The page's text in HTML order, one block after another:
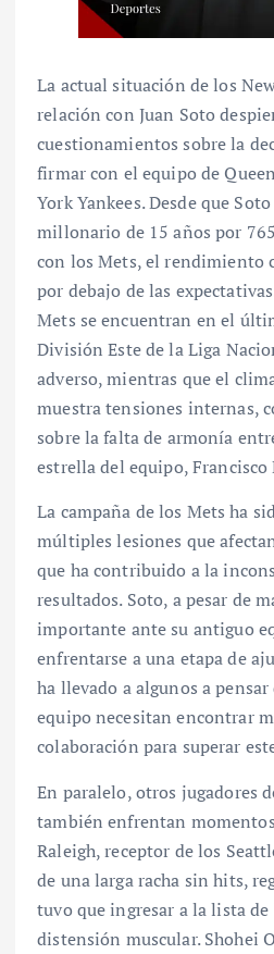
La actual situación de los
relación con Juan Soto
cuestionamientos sobre la
firmar con el equipo de
York Yankees. Desde que
millonario de 15 años por
con los Mets, el rendimiento
por debajo de las
Mets se encuentran en el
División Este de la Liga
adverso, mientras que el
muestra tensiones internas,
sobre la falta de armonía
estrella del equipo,
La campaña de los Mets ha
múltiples lesiones que
que ha contribuido a la
resultados. Soto, a pesar de
importante ante su antiguo
enfrentarse a una etapa de
ha llevado a algunos a
equipo necesitan encontrar
colaboración para superar
En paralelo, otros jugadores
también enfrentan
Raleigh, receptor de los
de una larga racha sin hits,
tuvo que ingresar a la lista
distensión muscular. Shohei